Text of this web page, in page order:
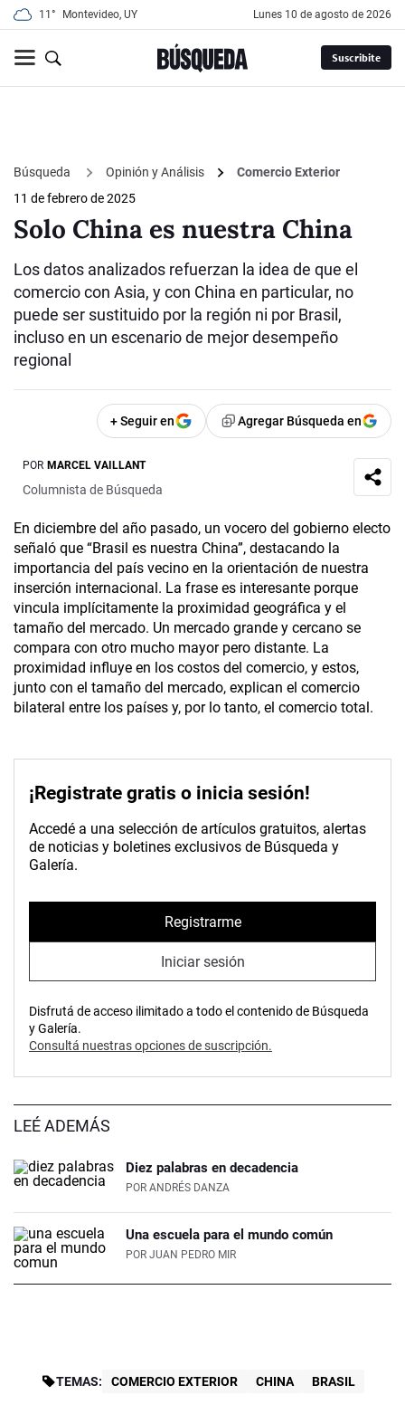
11° Montevideo, UY lunes 10 de agosto de 2026
Suscribite
Búsqueda Opinión y Análisis
Comercio Exterior
11 de febrero de 2025
Solo China es nuestra China
Los datos analizados refuerzan la idea de que el
comercio con Asia, y con China en particular, no
puede ser sustituido por la región ni por Brasil,
incluso en un escenario de mejor desempeño
regional
+ Seguir en Agregar Búsqueda en
POR MARCEL VAILLANT
Columnista de Búsqueda
En diciembre del año pasado, un vocero del gobierno electo
señaló que “Brasil es nuestra China”, destacando la
importancia del país vecino en la orientación de nuestra
inserción internacional. La frase es interesante porque
vincula implícitamente la proximidad geográfica y el
tamaño del mercado. Un mercado grande y cercano se
compara con otro mucho mayor pero distante. La
proximidad influye en los costos del comercio, y estos,
junto con el tamaño del mercado, explican el comercio
bilateral entre los países y, por lo tanto, el comercio total.
¡Registrate gratis o inicia sesión!
Accedé a una selección de artículos gratuitos, alertas
de noticias y boletines exclusivos de Búsqueda y
Galería.
Registrarme
Iniciar sesión
Disfrutá de acceso ilimitado a todo el contenido de Búsqueda
y Galería.
Consultá nuestras opciones de suscripción.
LEÉ ADEMÁS
Diez palabras en decadencia
POR ANDRÉS DANZA
Una escuela para el mundo común
POR JUAN PEDRO MIR
TEMAS: COMERCIO EXTERIOR CHINA BRASIL